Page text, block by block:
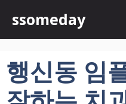
츠
건
뛰
ssomeday
행신동 임